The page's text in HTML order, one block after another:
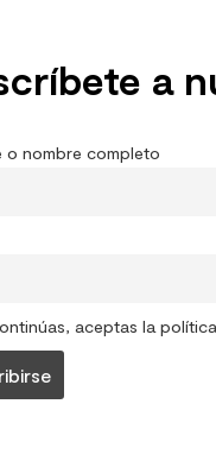
a
o nombre completo
aceptas la